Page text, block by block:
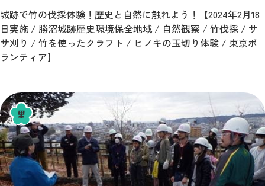
城跡で竹の伐採体験！歴史と自然に触れよう！【2024年2月18
日実施 / 勝沼城跡歴史環境保全地域 / 自然観察 / 竹伐採 / サ
サ刈り / 竹を使ったクラフト / ヒノキの玉切り体験 / 東京ボ
ランティア】